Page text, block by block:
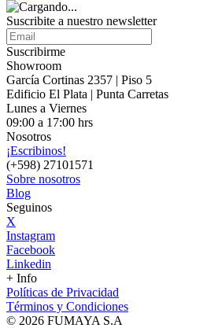
Suscribite a nuestro newsletter
Suscribirme
Showroom
García Cortinas 2357 | Piso 5
Edificio El Plata | Punta Carretas
Lunes a Viernes
09:00 a 17:00 hrs
Nosotros
¡Escribinos!
(+598) 27101571
Sobre nosotros
Blog
Seguinos
X
Instagram
Facebook
Linkedin
+ Info
Políticas de Privacidad
Términos y Condiciones
© 2026 FUMAYA S.A